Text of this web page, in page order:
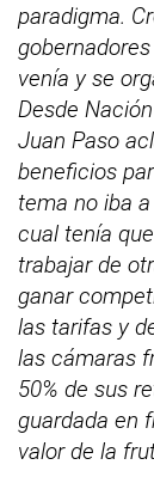
paradigma.
venía y se
Desde
Juan Paso
beneficios
tema no iba
cual tenía
trabajar de
ganar
las tarifas y
las cámaras
50% de sus
guardada en
valor de la